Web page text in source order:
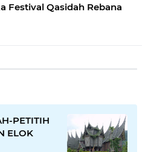
Festival Qasidah Rebana
PETITIH
ELOK